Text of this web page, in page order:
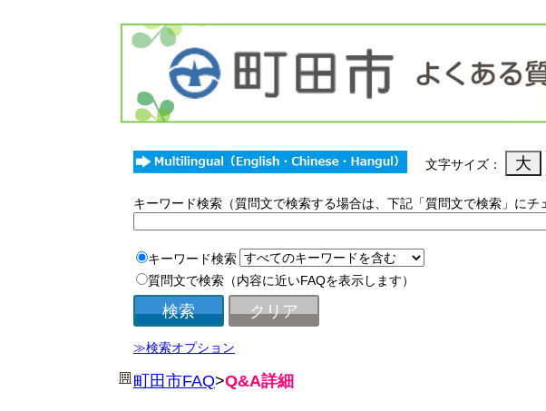
文字サイズ：
キーワード検索（質問文で検索する場合は、下記「質問文で検索」にチ
キーワード検索
質問文で検索（内容に近いFAQを表示します）
≫検索オプション
町田市FAQ>Q&A詳細